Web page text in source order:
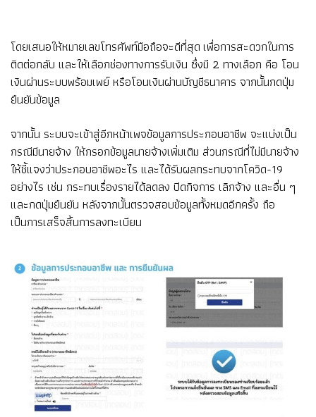
โดยเสนอให้หมายเลขโทรศัพท์มือถือจะดีที่สุด เพื่อการสะดวกในการ
ติดต่อกลับ และให้เลือกช่องทางการรับเงิน ซึ่งมี 2 ทางเลือก คือ โอน
เงินผ่านระบบพร้อมเพย์ หรือโอนเงินผ่านบัญชีธนาคาร จากนั้นกดปุ่ม
ยืนยันข้อมูล
จากนั้น ระบบจะเข้าสู่อีกหน้าเพจข้อมูลการประกอบอาชีพ จะแบ่งเป็น
กรณีมีนายจ้าง ให้กรอกข้อมูลนายจ้างเพิ่มเติม ส่วนกรณีที่ไม่มีนายจ้าง
ให้ชี้แจงว่าประกอบอาชีพอะไร และได้รับผลกระทบจากโควิด-19
อย่างไร เช่น กระทบเรื่องรายได้ลดลง ปิดกิจการ เลิกจ้าง และอื่น ๆ
และกดปุ่มยืนยัน หลังจากนั้นตรวจสอบข้อมูลทั้งหมดอีกครั้ง ถือ
เป็นการเสร็จสิ้นการลงทะเบียน